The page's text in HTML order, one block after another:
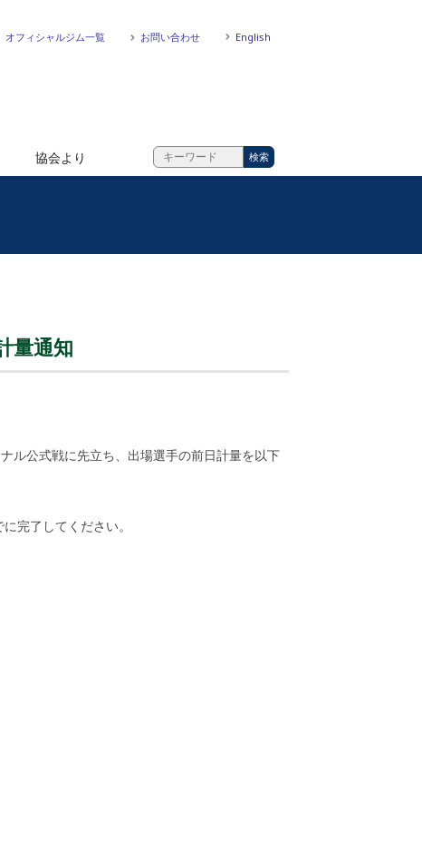
オフィシャルジム一覧 お問い合わせ English
協会より
量通知
ル公式戦に先立ち、出場選手の前日計量を以下
完了してください。